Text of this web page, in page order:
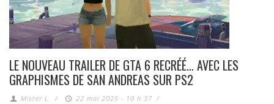
LE NOUVEAU TRAILER DE GTA 6 RECRÉÉ… AVEC LES
GRAPHISMES DE SAN ANDREAS SUR PS2
Mister L. / 22 mai 2025 - 10 h 37 /